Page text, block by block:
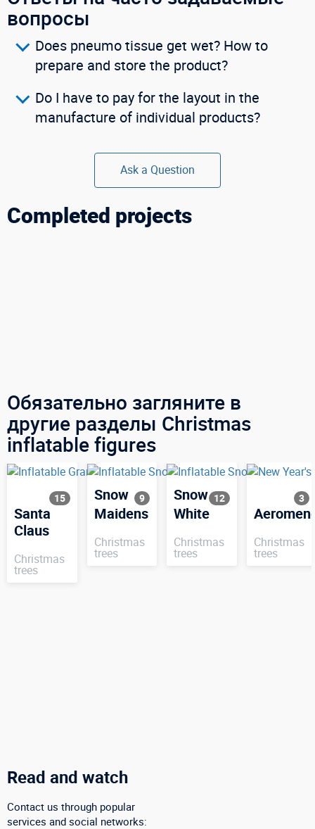
вопросы
Does pneumo tissue get wet? How to
prepare and store the product?
Do I have to pay for the layout in the
manufacture of individual products?
Ask a Question
Completed projects
Обязательно загляните в
другие разделы Christmas
inflatable figures
15
Santa
Claus
Christmas
trees
9
Snow
Maidens
Christmas
trees
12
Snow
White
Christmas
trees
3
Christmas
trees
Read and watch
Contact us through popular
services and social networks: